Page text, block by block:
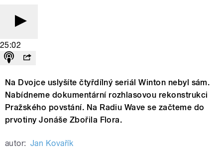
25:02
Na Dvojce uslyšíte čtyřdílný seriál Winton nebyl sám.
Nabídneme dokumentární rozhlasovou rekonstrukci
Pražského povstání. Na Radiu Wave se začteme do
prvotiny Jonáše Zbořila Flora.
autor: Jan Kovařík